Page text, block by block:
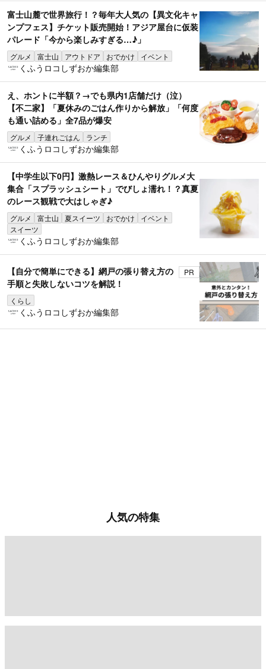
富士山麓で世界旅行！？毎年大人気の【異文化キャ
ンプフェス】チケット販売開始！アジア屋台に仮装
パレード「今から楽しみすぎる…♪」
グルメ 富士山 アウトドア おでかけ イベント
くふうロコしずおか編集部
え、ホントに半額？→でも県内1店舗だけ（泣）
【不二家】「夏休みのごはん作りから解放」「何度
も通い詰める」全7品が爆安
グルメ 子連れごはん ランチ
くふうロコしずおか編集部
【中学生以下0円】激熱レース＆ひんやりグルメ大
集合「スプラッシュシート」でびしょ濡れ！？真夏
のレース観戦で大はしゃぎ♪
グルメ 富士山 夏スイーツ おでかけ
イベント
スイーツ
くふうロコしずおか編集部
【自分で簡単にできる】網戸の張り替え方の
手順と失敗しないコツを解説！
くらし
PR
くふうロコしずおか編集部
人気の特集